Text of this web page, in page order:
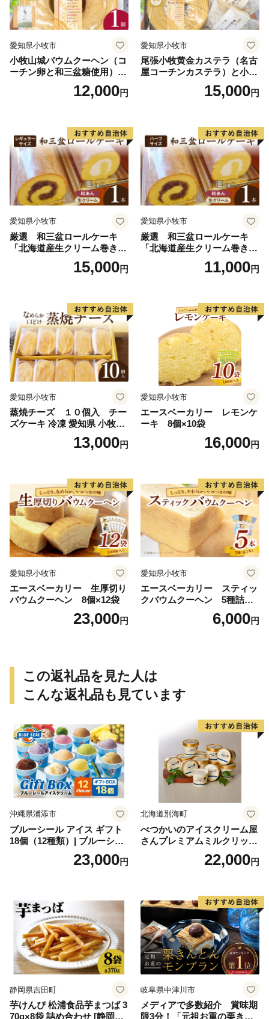
愛知県小牧市
小牧山城バウムクーヘン（コ
ーチン卵と和三盆糖使用）
名古屋コーチン バームクー
ヘン 和三盆 小牧銘菓 バウム
12,000円
愛知県小牧市
尾張小牧黄金カステラ（名古
屋コーチンカステラ）と小牧
山城バウムクーヘン（コーチ
ン卵と和三盆糖使用）のセッ
三盆 小牧銘菓 バウムクーヘ
ン 常温 愛知県 小牧市 アンプ
チベアやぐま
15,000円
愛知県小牧市
厳選 和三盆ロールケーキ
「北海道産生クリーム巻き」
または「北海道産粒あん巻
き」（サイズ：レギュラー）
凍 愛知県 小牧市 アンプチベ
アやぐま
15,000円
愛知県小牧市
厳選 和三盆ロールケーキ
「北海道産生クリーム巻き」
または「北海道産粒あん巻
き」（サイズ：ハーフ） 和
知県 小牧市 アンプチベアや
11,000円
愛知県小牧市
蒸焼チーズ １０個入 チー
ズケーキ 冷凍 愛知県 小牧市
アンプチベアやぐま13,000円
愛知県小牧市
エースベーカリー レモンケ
ーキ 8個×10袋
16,000円
愛知県小牧市
エースベーカリー 生厚切り
バウムクーヘン 8個×12袋
23,000円
愛知県小牧市
エースベーカリー スティッ
クバウムクーヘン 5種詰合
せ バウムクーヘン バーム
クーヘン おやつ おかし スイ
6,000円
この返礼品を見た人は
こんな返礼品も見ています
沖縄県浦添市
ブルーシール アイス ギフト
18個（12種類）| ブルーシー
ルアイス ブルーシールアイ
スクリーム 着日指定可能 送
誕生日 カップ 詰め合わせ バ
ラエティ | バニラ チョコレー
ト ストロベリー ピスタチオ
バニラ＆クッキー ウベ 沖縄
紅イモ 塩ちんすこう 沖縄シ
ークヮーサー 沖縄黒糖 琉球
ロイヤルミルクティ 沖縄パ
イン
23,000円
北海道別海町
べつかいのアイスクリーム屋
さんプレミアムミルクリッチ
12個（AP-01）（ 北海道アイ
ス 北海道産アイス アイス ア
道産アイス 道産アイスクリ
ーム ギフト 詰合せ 詰め合わ
せ ふるさと納税 ）
22,000円
静岡県吉田町
芋けんぴ 松浦食品芋まつば 3
70g×8袋 詰め合わせ [静岡伊
岐阜県中津川市
メディアで多数紹介 賞味期
限3分！「元祖お重の栗きん